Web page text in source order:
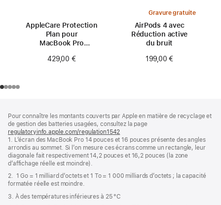
AppleCare Protection
Plan pour
MacBook Pro
429,00 €
Gravure gratuite
AirPods 4 avec
Réduction active
du bruit
199,00 €
de
page
de
bas
de
page
Pour connaître les montants couverts par Apple en matière de recyclage et
de gestion des batteries usagées, consultez la page
regulatoryinfo.apple.com/regulation1542
dans
une
nouvelle
1. L’écran des MacBook Pro 14 pouces et 16 pouces présente des angles
arrondis au sommet. Si l’on mesure ces écrans comme un rectangle, leur
diagonale fait respectivement 14,2 pouces et 16,2 pouces (la zone
d’affichage réelle est moindre).
2. 1 Go = 1 milliard d’octets et 1 To = 1 000 milliards d’octets ; la capacité
formatée réelle est moindre.
3. À des températures inférieures à 25 °C